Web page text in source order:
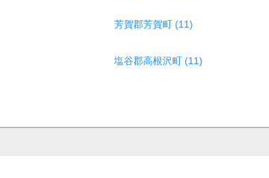
芳賀郡芳賀町 (11)
塩谷郡高根沢町 (11)